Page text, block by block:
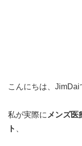
こんにちは、JimDai
私が実際に メンズ医
ト